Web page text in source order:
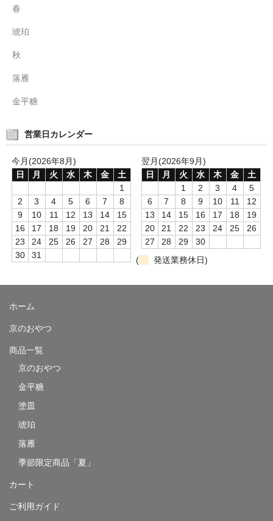
春
琥珀
秋
落雁
金平糖
営業日カレンダー
今月(2026年8月)
日
月 火 水 木 金
土
1
2
3 4 5 6 7
8
9
10 11 12 13 14
15
16
17 18 19 20 21
22
23
24 25 26 27 28
29
30
31
翌月(2026年9月)
日
月 火 水 木 金
土
1
2 3 4
5
6
7 8 9 10 11
12
13
14 15 16 17 18
19
20
21 22 23 24 25
26
27
28 29
30
(
発送業務休日)
ホーム
京のおやつ
商品一覧
京のおやつ
金平糖
塗皿
琥珀
落雁
季節限定商品「夏」
カート
ご利用ガイド